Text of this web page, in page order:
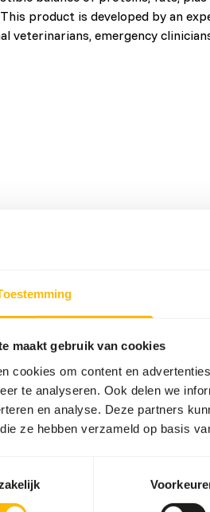
maakt gebruik van cookies
cookies om content en
te analyseren. Ook delen we
en analyse. Deze partners
ze hebben verzameld op basis
product is developed by an
veterinarians, emergency